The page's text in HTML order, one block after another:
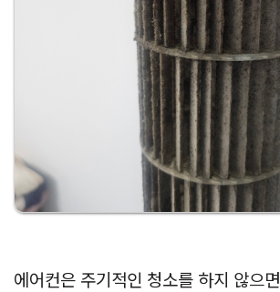
에어컨은 주기적인 청소를 하지 않으면